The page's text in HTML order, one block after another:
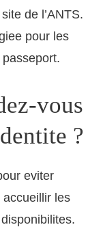
de l’ANTS.
pour les
vous
?
eviter
accueillir les